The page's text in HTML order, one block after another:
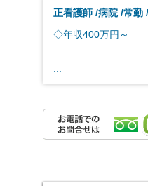
正看護師 病院 常勤
◇年収400万円～